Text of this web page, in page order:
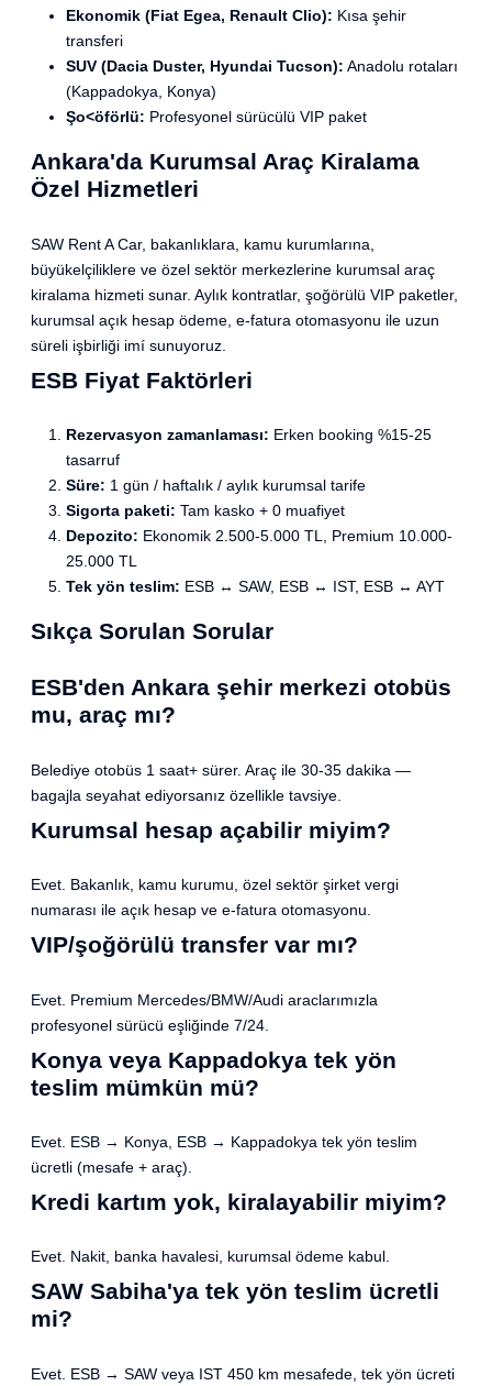
Ekonomik (Fiat Egea, Renault Clio): Kısa şehir
transferi
SUV (Dacia Duster, Hyundai Tucson): Anadolu rotaları
(Kappadokya, Konya)
Şo<öförlü: Profesyonel sürücülü VIP paket
Ankara'da Kurumsal Araç Kiralama
Özel Hizmetleri
SAW Rent A Car, bakanlıklara, kamu kurumlarına,
büyükelçiliklere ve özel sektör merkezlerine kurumsal araç
kiralama hizmeti sunar. Aylık kontratlar, şoğörülü VIP paketler,
kurumsal açık hesap ödeme, e-fatura otomasyonu ile uzun
süreli işbirliği imí sunuyoruz.
ESB Fiyat Faktörleri
Rezervasyon zamanlaması: Erken booking %15-25
tasarruf
Süre: 1 gün / haftalık / aylık kurumsal tarife
Sigorta paketi: Tam kasko + 0 muafiyet
Depozito: Ekonomik 2.500-5.000 TL, Premium 10.000-
25.000 TL
Tek yön teslim: ESB ↔ SAW, ESB ↔ IST, ESB ↔ AYT
Sıkça Sorulan Sorular
ESB'den Ankara şehir merkezi otobüs
mu, araç mı?
Belediye otobüs 1 saat+ sürer. Araç ile 30-35 dakika —
bagajla seyahat ediyorsanız özellikle tavsiye.
Kurumsal hesap açabilir miyim?
Evet. Bakanlık, kamu kurumu, özel sektör şirket vergi
numarası ile açık hesap ve e-fatura otomasyonu.
VIP/şoğörülü transfer var mı?
Evet. Premium Mercedes/BMW/Audi araclarımızla
profesyonel sürücü eşliğinde 7/24.
Konya veya Kappadokya tek yön
teslim mümkün mü?
Evet. ESB → Konya, ESB → Kappadokya tek yön teslim
ücretli (mesafe + araç).
Kredi kartım yok, kiralayabilir miyim?
Evet. Nakit, banka havalesi, kurumsal ödeme kabul.
SAW Sabiha'ya tek yön teslim ücretli
mi?
Evet. ESB → SAW veya IST 450 km mesafede, tek yön ücreti